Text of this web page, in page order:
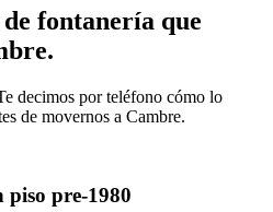
fontanería que
.
decimos por teléfono cómo lo
de movernos a Cambre.
piso pre-1980